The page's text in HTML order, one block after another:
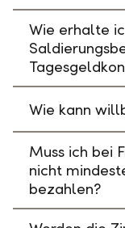
Wie erhalte
Wie kann
Muss ich bei
nicht
bezahlen?